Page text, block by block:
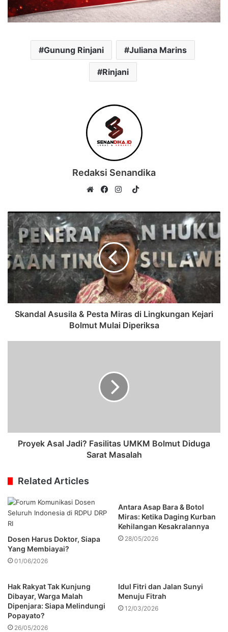
Gunung Rinjani Juliana Marins
Rinjani
Redaksi Senandika
TikTok
Skandal Asusila & Pesta Miras di Lingkungan Kejari
Bolmut Mulai Diperiksa
Proyek Asal Jadi? Fasilitas UMKM Bolmut Diduga
Sarat Masalah
Related Articles
Dosen Harus Doktor, Siapa
Yang Membiayai?
01/06/2026
Antara Asap Bara & Botol
Miras: Ketika Daging Kurban
Kehilangan Kesakralannya
28/05/2026
Hak Rakyat Tak Kunjung
Dibayar, Warga Malah
Dipenjara: Siapa Melindungi
Popayato?
26/05/2026
Idul Fitri dan Jalan Sunyi
Menuju Fitrah
12/03/2026